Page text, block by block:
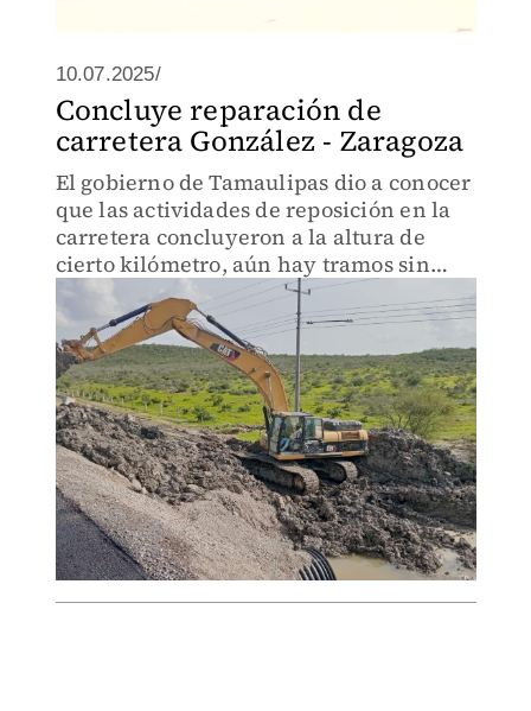
10.07.2025/
Concluye reparación de
carretera González - Zaragoza
El gobierno de Tamaulipas dio a conocer
que las actividades de reposición en la
carretera concluyeron a la altura de
cierto kilómetro, aún hay tramos sin
reparación, te decimos cuáles faltan.